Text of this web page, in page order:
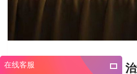
在线客服
广州黄埔区养生会所，